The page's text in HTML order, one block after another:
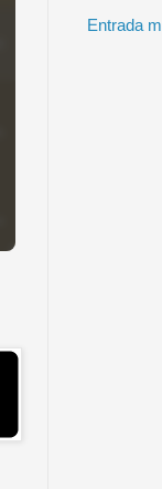
Entrada